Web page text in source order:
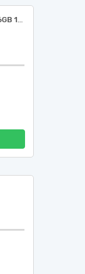
Модуль пам'яті для комп'ютера DDR3 16GB 1.5V